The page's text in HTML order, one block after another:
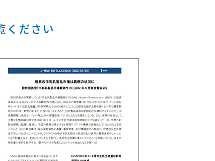
ください